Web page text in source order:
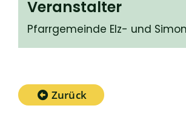
Veranstalter
Pfarrgemeinde Elz- und
Zurück